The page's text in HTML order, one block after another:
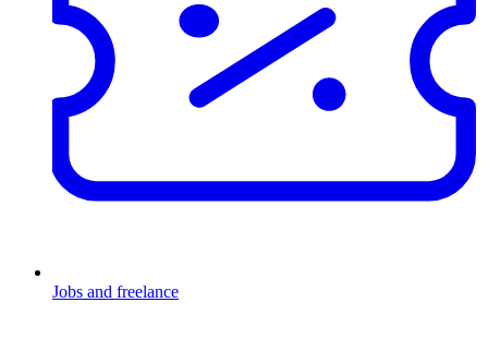
Jobs and freelance